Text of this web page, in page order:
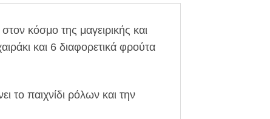
κόσμο της μαγειρικής και
και 6 διαφορετικά φρούτα
το παιχνίδι ρόλων και την